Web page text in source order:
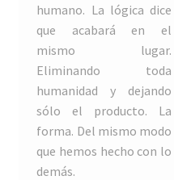
Notices
OPN Studio
Paola Correa
Past editions
humano. La lógica dice
que acabará en el
mismo lugar.
Eliminando toda
humanidad y dejando
sólo el producto. La
forma. Del mismo modo
que hemos hecho con lo
demás.